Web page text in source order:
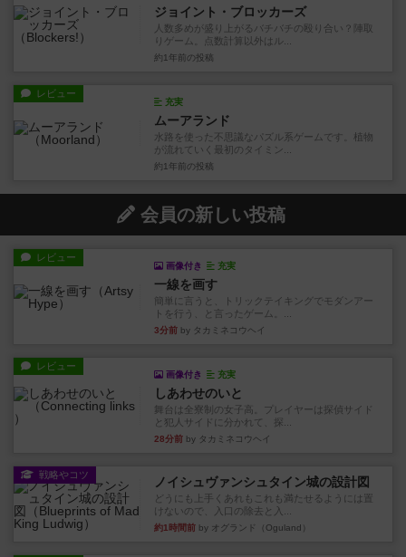
ジョイント・ブロッカーズ
人数多めが盛り上がるバチバチの殴り合い？陣取
りゲーム。点数計算以外はル...
約1年前 の投稿
レビュー
充実
ムーアランド
水路を使った不思議なパズル系ゲームです。植物
が流れていく最初のタイミン...
約1年前 の投稿
会員の新しい投稿
レビュー
画像付き 充実
一線を画す
簡単に言うと、トリックテイキングでモダンアー
トを行う、と言ったゲーム。...
3分前 by タカミネコウヘイ
レビュー
画像付き 充実
しあわせのいと
舞台は全寮制の女子高。プレイヤーは探偵サイド
と犯人サイドに分かれて、探...
28分前 by タカミネコウヘイ
戦略やコツ ノイシュヴァンシュタイン城の設計図
どうにも上手くあれもこれも満たせるようには置
けないので、入口の除去と入...
約1時間前 by オグランド（Oguland）